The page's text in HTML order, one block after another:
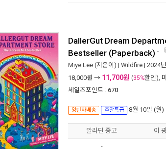
DallerGut Dream
Bestseller (Paperback) -
Miye Lee (지은이) | Wildfire | 2024
18,000원 → 11,700원 (35%할인),
세일즈포인트 : 670
양탄자배송 주말특급 8월 10일 (월)
알라딘 중고 이
-